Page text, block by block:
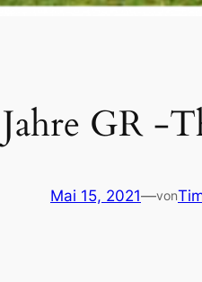
GR -
Mai 15, 2021—von